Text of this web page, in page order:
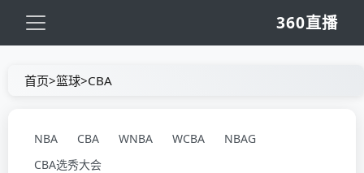
360直播
首页>篮球>CBA
NBA CBA WNBA WCBA
NBAG
CBA选秀大会